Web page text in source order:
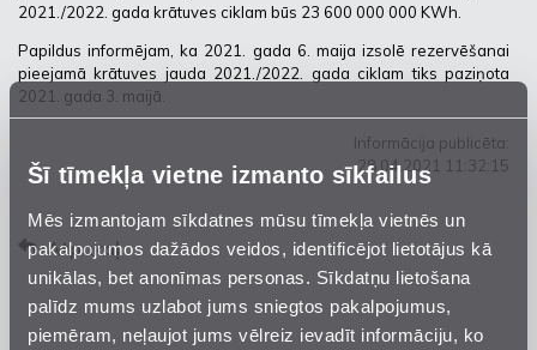
Šī tīmekļa vietne izmanto sīkfailus
Mēs izmantojam sīkdatnes mūsu tīmekļa vietnēs un
pakalpojumos dažādos veidos, identificējot lietotājus kā
unikālas, bet anonīmas personas. Sīkdatņu lietošana
palīdz mums uzlabot jums sniegtos pakalpojumus,
piemēram, neļaujot jums vēlreiz ievadīt informāciju, ko
2021./2022. gada krātuves ciklam būs 23 600 000 000 KWh.
Papildus informējam, ka 2021. gada 6. maija izsolē rezervēšanai
pieejamā krātuves jauda 2021./2022. gada ciklam tiks paziņota
2021. gada 3. maijā.
Informācija publicēta:
28.04.2021 11:32:15
Atpakaļ